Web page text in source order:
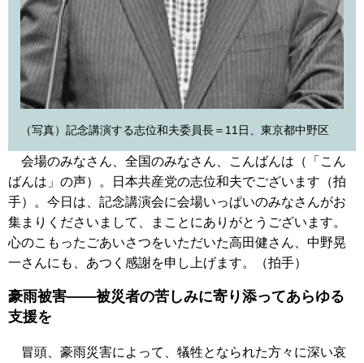
（写真）記念講演する志位和夫委員長＝11日、東京都中野区
会場のみなさん、全国のみなさん、こんばんは（「こん
ばんは」の声）。日本共産党の志位和夫でございます（拍
手）。今日は、記念講演会に会場いっぱいのみなさんがお
集まりくださいまして、まことにありがとうございます。
心のこもったごあいさつをいただいた高田健さん、中野晃
一さんにも、あつく感謝を申し上げます。（拍手）
豪雨被害――被災者の苦しみに寄り添ってあらゆる
支援を
冒頭、豪雨災害によって、犠牲となられた方々に深い哀